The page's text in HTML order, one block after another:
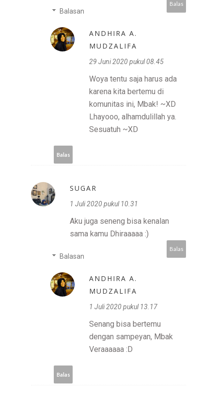
Balas
Balasan
ANDHIRA A.
MUDZALIFA
29 Juni 2020 pukul 08.45
Woya tentu saja harus ada
karena kita bertemu di
komunitas ini, Mbak! ~XD
Lhayooo, alhamdulillah ya.
Sesuatuh ~XD
Balas
SUGAR
1 Juli 2020 pukul 10.31
Aku juga seneng bisa kenalan
sama kamu Dhiraaaaa :)
Balas
Balasan
ANDHIRA A.
MUDZALIFA
1 Juli 2020 pukul 13.17
Senang bisa bertemu
dengan sampeyan, Mbak
Veraaaaaa :D
Balas